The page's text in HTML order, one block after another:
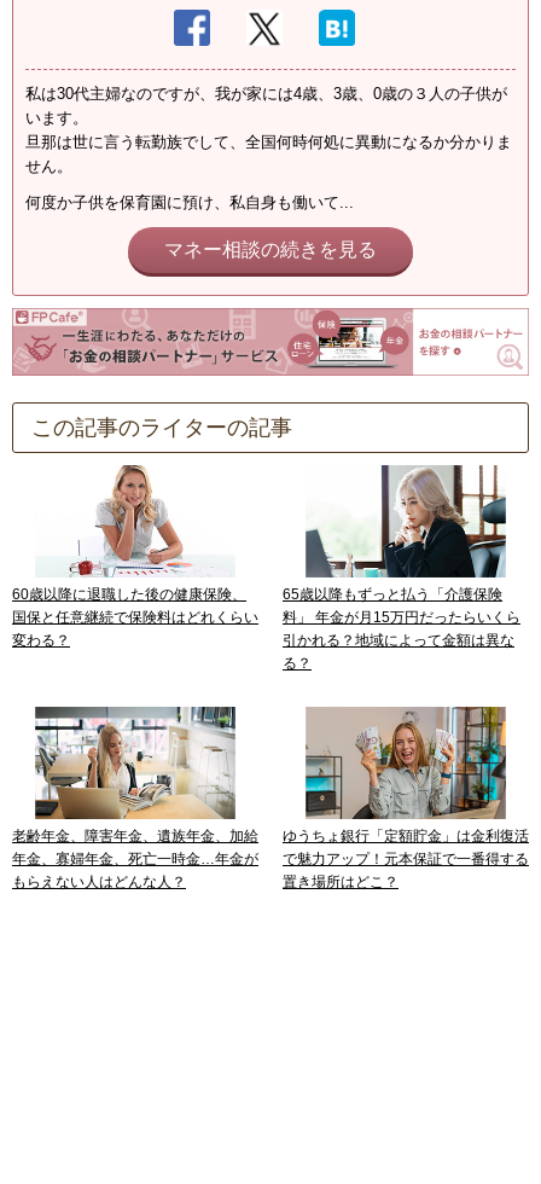
私は30代主婦なのですが、我が家には4歳、3歳、0歳の３人の子供が
います。
旦那は世に言う転勤族でして、全国何時何処に異動になるか分かりま
せん。
何度か子供を保育園に預け、私自身も働いて...
マネー相談の続きを見る
この記事のライターの記事
60歳以降に退職した後の健康保険、
国保と任意継続で保険料はどれくらい
変わる？
65歳以降もずっと払う「介護保険
料」 年金が月15万円だったらいくら
引かれる？地域によって金額は異な
る？
老齢年金、障害年金、遺族年金、加給
年金、寡婦年金、死亡一時金…年金が
もらえない人はどんな人？
ゆうちょ銀行「定額貯金」は金利復活
で魅力アップ！元本保証で一番得する
置き場所はどこ？